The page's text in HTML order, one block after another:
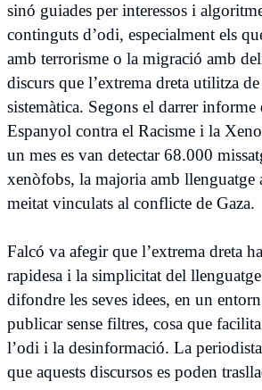
sinó guiades per interessos i
continguts d’odi, especialment els
amb terrorisme o la migració amb
discurs que l’extrema dreta utilitza
sistemàtica. Segons el darrer informe
Espanyol contra el Racisme i la
un mes es van detectar 68.000
xenòfobs, la majoria amb llenguatge
meitat vinculats al conflicte de Gaza.
Falcó va afegir que l’extrema dreta
rapidesa i la simplicitat del
difondre les seves idees, en un
publicar sense filtres, cosa que
l’odi i la desinformació. La
que aquests discursos es poden